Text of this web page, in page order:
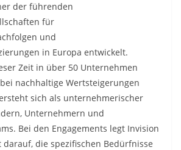
der führenden
für
und
in Europa entwickelt.
Zeit in über 50 Unternehmen
nachhaltige Wertsteigerungen
sich als unternehmerischer
Unternehmern und
Bei den Engagements legt Invision
darauf, die spezifischen Bedürfnisse